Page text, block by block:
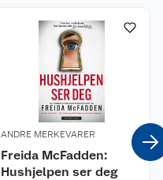
ANDRE MERKEVARER
Freida McFadden:
Hushjelpen ser deg